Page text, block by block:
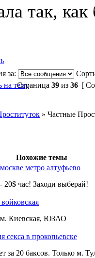
так, как
за:
Страница 39 из 36 [
» Частные
Похожие темы
метро алтуфьево
20$ час! Заходи выберай!
м. Киевская, ЮЗАО
секса в прокопьевске
за 20 баксов. Только м.